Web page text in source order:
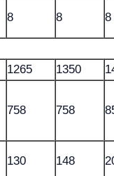
8 8 8
1265 1350
758 758
130 148